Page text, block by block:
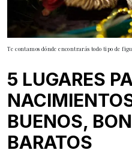
Te contamos dónde encontrarás todo tipo de
5 LUGARES
BUENOS,
BARATOS